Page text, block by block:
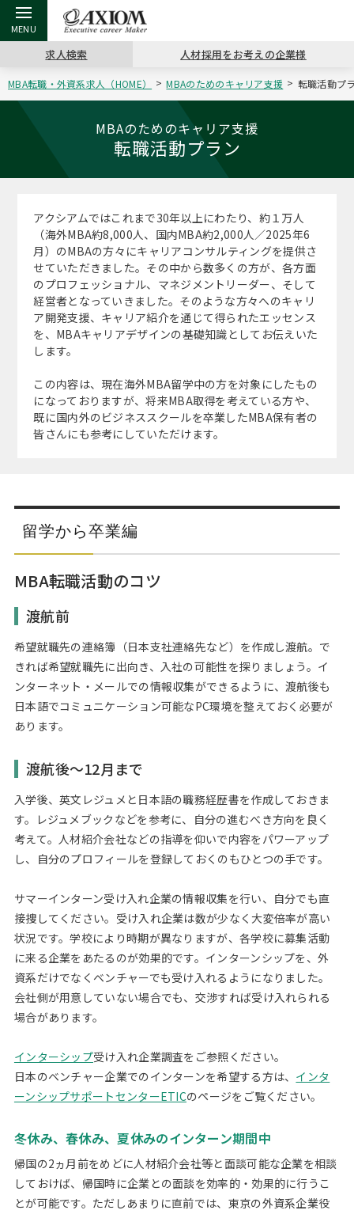
戻る
アクシアムの特長
戻る
サービス案内
戻る
“展”職
戻る
キャリア支援 TOP
キャリアデザイン講座
（最新求人市場動向）
戻る
MBAキ
おわり
ステージ別アドバイス
MBAの転職事例
MBAからのFAQ
MBA留学生数の推移
戻る
インターン受入企業一覧
MBAを生かす求人特集
戻る
転職ツール TOP
英文レジュメの書き方
戻る
英文レ
日本語履歴書テンプレート
よくある面接Q&A集
外資系／面接攻略のコツ
戻る
転職コラム TOP
“展”職相談室
コンサルティングの現場から
転職成功への4つの鍵
キャリアに効く一冊
戻る
イベント・セミナー TOP
キャリアデザインセミナー
ジョブフェア
海外セミナー
キャリアフォーラム
Career Talk Live
MBA NETWORKING
戻る
会社概要 TOP
アクセス
採用情報
パブリシティ
求人検索 人材採用をお考えの企業様
MBA転職・外資系求人（HOME） MBAのためのキャリア支援 転職活動プ
MBAのためのキャリア支援
転職活動プラン
アクシアムではこれまで30年以上にわたり、約１万人
（海外MBA約8,000人、国内MBA約2,000人／2025年6
月）のMBAの方々にキャリアコンサルティングを提供さ
せていただきました。その中から数多くの方が、各方面
のプロフェッショナル、マネジメントリーダー、そして
経営者となっていきました。そのような方々へのキャリ
ア開発支援、キャリア紹介を通じて得られたエッセンス
を、MBAキャリアデザインの基礎知識としてお伝えいた
します。
この内容は、現在海外MBA留学中の方を対象にしたもの
になっておりますが、将来MBA取得を考えている方や、
既に国内外のビジネススクールを卒業したMBA保有者の
皆さんにも参考にしていただけます。
留学から卒業編
MBA転職活動のコツ
渡航前
希望就職先の連絡簿（日本支社連絡先など）を作成し渡航。で
きれば希望就職先に出向き、入社の可能性を探りましょう。イ
ンターネット・メールでの情報収集ができるように、渡航後も
日本語でコミュニケーション可能なPC環境を整えておく必要が
あります。
渡航後～12月まで
入学後、英文レジュメと日本語の職務経歴書を作成しておきま
す。レジュメブックなどを参考に、自分の進むべき方向を良く
考えて。人材紹介会社などの指導を仰いで内容をパワーアップ
し、自分のプロフィールを登録しておくのもひとつの手です。
サマーインターン受け入れ企業の情報収集を行い、自分でも直
接捜してください。受け入れ企業は数が少なく大変倍率が高い
状況です。学校により時期が異なりますが、各学校に募集活動
に来る企業をあたるのが効果的です。インターンシップを、外
資系だけでなくベンチャーでも受け入れるようになりました。
会社側が用意していない場合でも、交渉すれば受け入れられる
場合があります。
インターシップ受け入れ企業調査をご参照ください。
日本のベンチャー企業でのインターンを希望する方は、 インタ
ーンシップサポートセンターETICのページをご覧ください。
冬休み、春休み、夏休みのインターン期間中
帰国の2ヵ月前をめどに人材紹介会社等と面談可能な企業を相談
しておけば、帰国時に企業との面談を効率的・効果的に行うこ
とが可能です。ただしあまりに直前では、東京の外資系企業役